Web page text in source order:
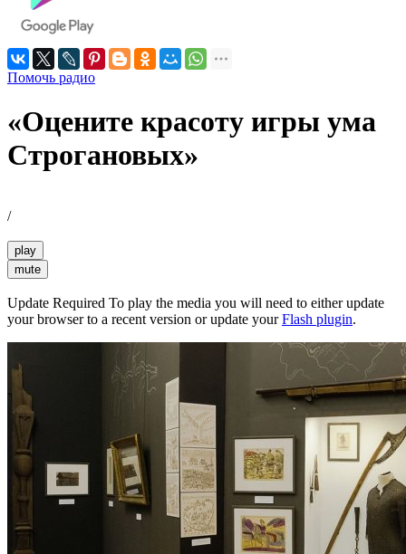
Помочь радио
«Оцените красоту игры ума
Строгановых»
/
play
mute
Update Required To play the media you will need to either update
your browser to a recent version or update yourFlash plugin.